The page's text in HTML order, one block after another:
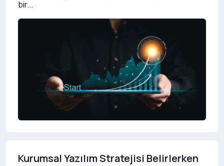
bir...
Kurumsal Yazılım Stratejisi Belirlerken